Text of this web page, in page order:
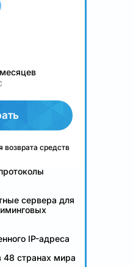
возврата средств
сервера для
IP-адреса
48 странах мира